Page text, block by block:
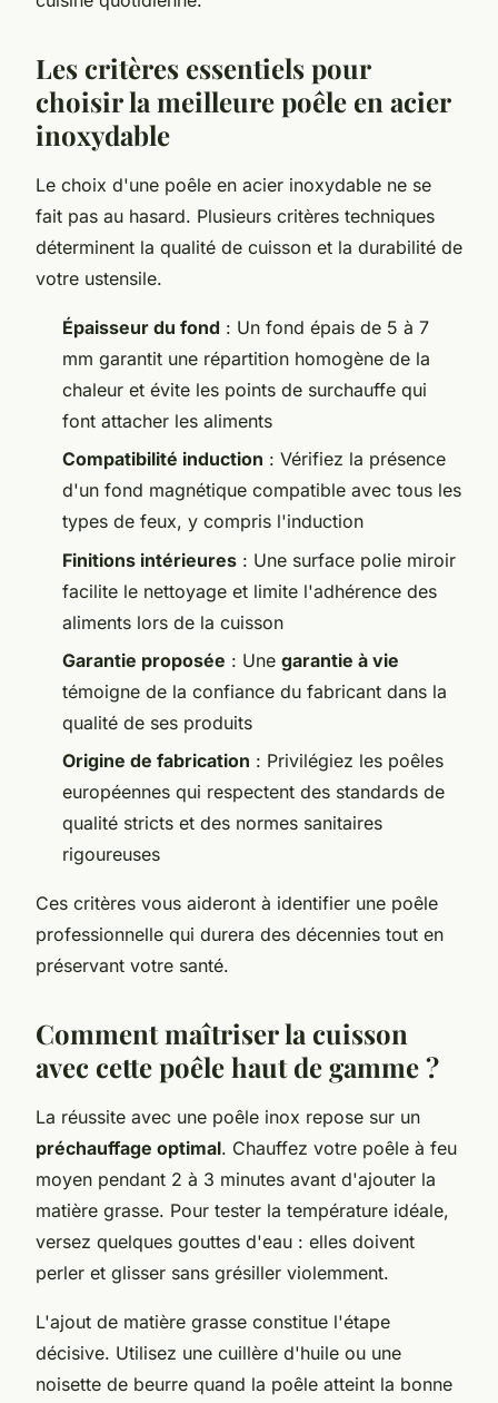
Les critères essentiels pour
choisir la meilleure poêle en acier
inoxydable
Le choix d'une poêle en acier inoxydable ne se
fait pas au hasard. Plusieurs critères techniques
déterminent la qualité de cuisson et la durabilité de
votre ustensile.
Épaisseur du fond : Un fond épais de 5 à 7
mm garantit une répartition homogène de la
chaleur et évite les points de surchauffe qui
font attacher les aliments
Compatibilité induction : Vérifiez la présence
d'un fond magnétique compatible avec tous les
types de feux, y compris l'induction
Finitions intérieures : Une surface polie miroir
facilite le nettoyage et limite l'adhérence des
aliments lors de la cuisson
Garantie proposée : Une garantie à vie
témoigne de la confiance du fabricant dans la
qualité de ses produits
Origine de fabrication : Privilégiez les poêles
européennes qui respectent des standards de
qualité stricts et des normes sanitaires
rigoureuses
Ces critères vous aideront à identifier une poêle
professionnelle qui durera des décennies tout en
préservant votre santé.
Comment maîtriser la cuisson
avec cette poêle haut de gamme ?
La réussite avec une poêle inox repose sur un
préchauffage optimal. Chauffez votre poêle à feu
moyen pendant 2 à 3 minutes avant d'ajouter la
matière grasse. Pour tester la température idéale,
versez quelques gouttes d'eau : elles doivent
perler et glisser sans grésiller violemment.
L'ajout de matière grasse constitue l'étape
décisive. Utilisez une cuillère d'huile ou une
noisette de beurre quand la poêle atteint la bonne